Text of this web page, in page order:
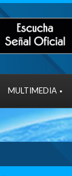
MULTIMEDIA